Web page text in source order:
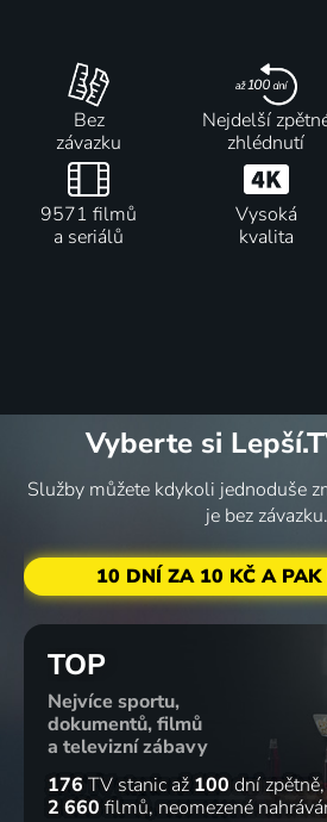
Bez
závazku
Nejdelší
zhlédnutí
9571 filmů
a seriálů
Vysoká
kvalita
Vyberte si
Služby můžete kdykoli jednoduše
je bez závazku.
10 DNÍ ZA 10 KČ A PAK
TOP
Nejvíce sportu,
dokumentů, filmů
a televizní zábavy
176 TV stanic až 100 dní zpětně
2 660 filmů neomezené